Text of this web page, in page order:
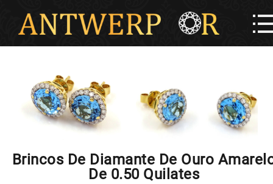
Brincos De Diamante De Ouro
De 0.50 Quilates